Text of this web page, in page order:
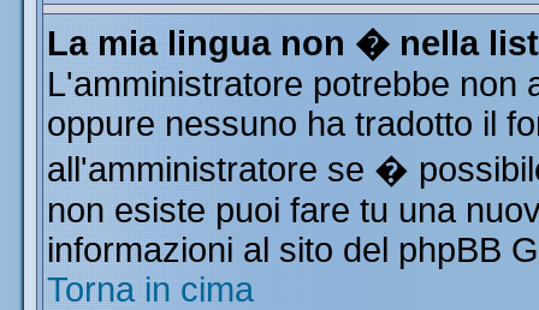
La mia lingua non � nella
L'amministratore potrebbe non
oppure nessuno ha tradotto il
all'amministratore se �
non esiste puoi fare tu una
informazioni al sito del phpBB
Torna in cima